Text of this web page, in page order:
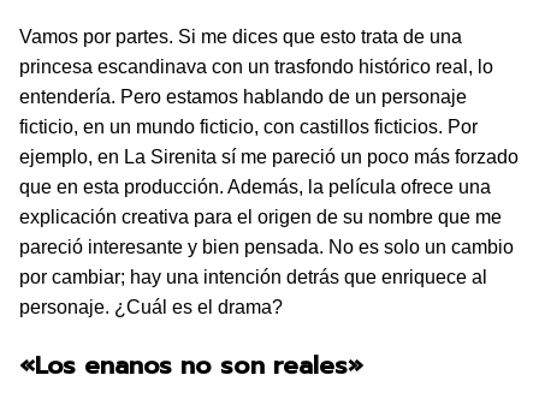
Vamos por partes. Si me dices que esto trata de una
princesa escandinava con un trasfondo histórico real, lo
entendería. Pero estamos hablando de un personaje
ficticio, en un mundo ficticio, con castillos ficticios. Por
ejemplo, en La Sirenita sí me pareció un poco más forzado
que en esta producción. Además, la película ofrece una
explicación creativa para el origen de su nombre que me
pareció interesante y bien pensada. No es solo un cambio
por cambiar; hay una intención detrás que enriquece al
personaje. ¿Cuál es el drama?
«Los enanos no son reales»